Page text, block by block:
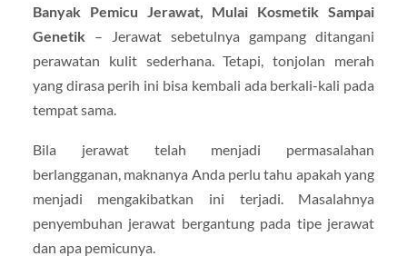
Banyak Pemicu Jerawat, Mulai Kosmetik Sampai
Genetik– Jerawat sebetulnya gampang ditangani
perawatan kulit sederhana. Tetapi, tonjolan merah
yang dirasa perih ini bisa kembali ada berkali-kali pada
tempat sama.
Bila jerawat telah menjadi permasalahan
berlangganan, maknanya Anda perlu tahu apakah yang
menjadi mengakibatkan ini terjadi. Masalahnya
penyembuhan jerawat bergantung pada tipe jerawat
dan apa pemicunya.